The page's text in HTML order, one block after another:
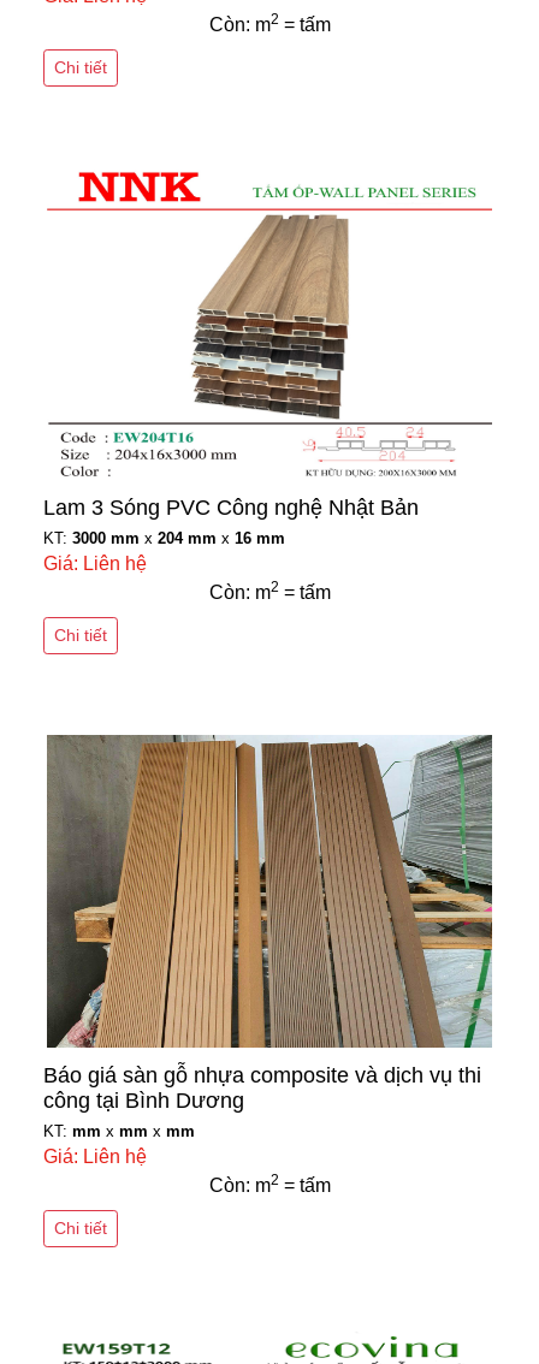
Còn: m2 = tấm
Chi tiết
Lam 3 Sóng PVC Công nghệ Nhật Bản
KT: 3000 mm x 204 mm x 16 mm
Giá: Liên hệ
Còn: m2 = tấm
Chi tiết
Báo giá sàn gỗ nhựa composite và dịch vụ thi
công tại Bình Dương
KT: mm x mm x mm
Giá: Liên hệ
Còn: m2 = tấm
Chi tiết